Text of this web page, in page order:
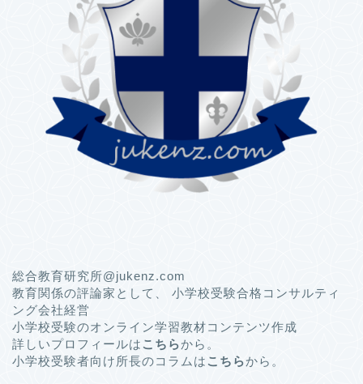
総合教育研究所@jukenz.com
教育関係の評論家として、 小学校受験合格コンサルティ
ング会社経営
小学校受験のオンライン学習教材コンテンツ作成
詳しいプロフィールはこちらから。
小学校受験者向け所長のコラムはこちらから。